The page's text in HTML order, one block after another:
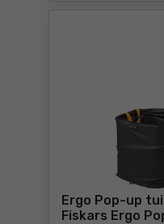
Ergo Pop-up
Fiskars Ergo